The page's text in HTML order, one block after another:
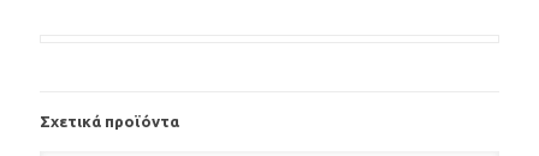
Σχετικά προϊόντα